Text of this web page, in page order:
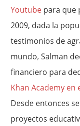
Youtube para que
2009, dada la
testimonios de
mundo, Salman
financiero para
Khan Academy en
Desde entonces
proyectos